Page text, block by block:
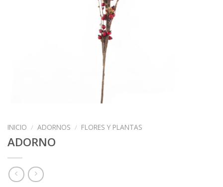
INICIO / ADORNOS / FLORES Y PLANTAS
ADORNO